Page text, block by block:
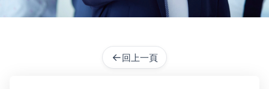
←回上一頁